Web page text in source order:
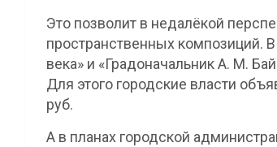
Это позволит в недалёкой
пространственных композиций.
века» и «Градоначальник А. М.
Для этого городские власти
руб.
А в планах городской